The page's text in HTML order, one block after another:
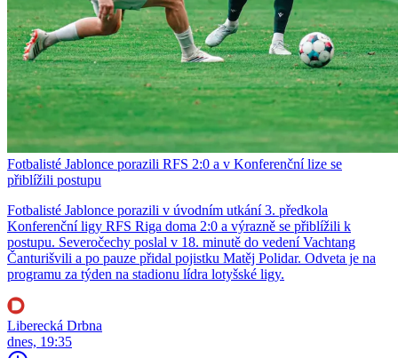
Fotbalisté Jablonce porazili RFS 2:0 a v Konferenční lize se
přiblížili postupu
Fotbalisté Jablonce porazili v úvodním utkání 3. předkola
Konferenční ligy RFS Riga doma 2:0 a výrazně se přiblížili k
postupu. Severočechy poslal v 18. minutě do vedení Vachtang
Čanturišvili a po pauze přidal pojistku Matěj Polidar. Odveta je na
programu za týden na stadionu lídra lotyšské ligy.
Liberecká Drbna
dnes, 19:35